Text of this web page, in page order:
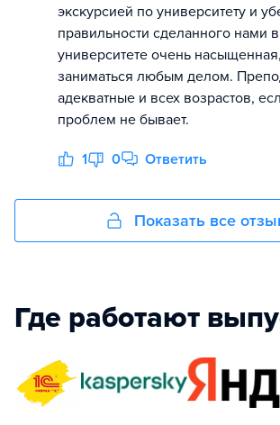
экскурсией по университету и
правильности сделанного нами
университете очень
заниматься любым делом.
адекватные и всех возрастов,
проблем не бывает.
1 0 Ответить
Показать все
Где работают